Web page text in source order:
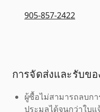
905-857-2422
การจัดส่งและรับขอ
ผู้ซื้อไม่สามารถลบก
ประมูลได้จนกว่าใบแ